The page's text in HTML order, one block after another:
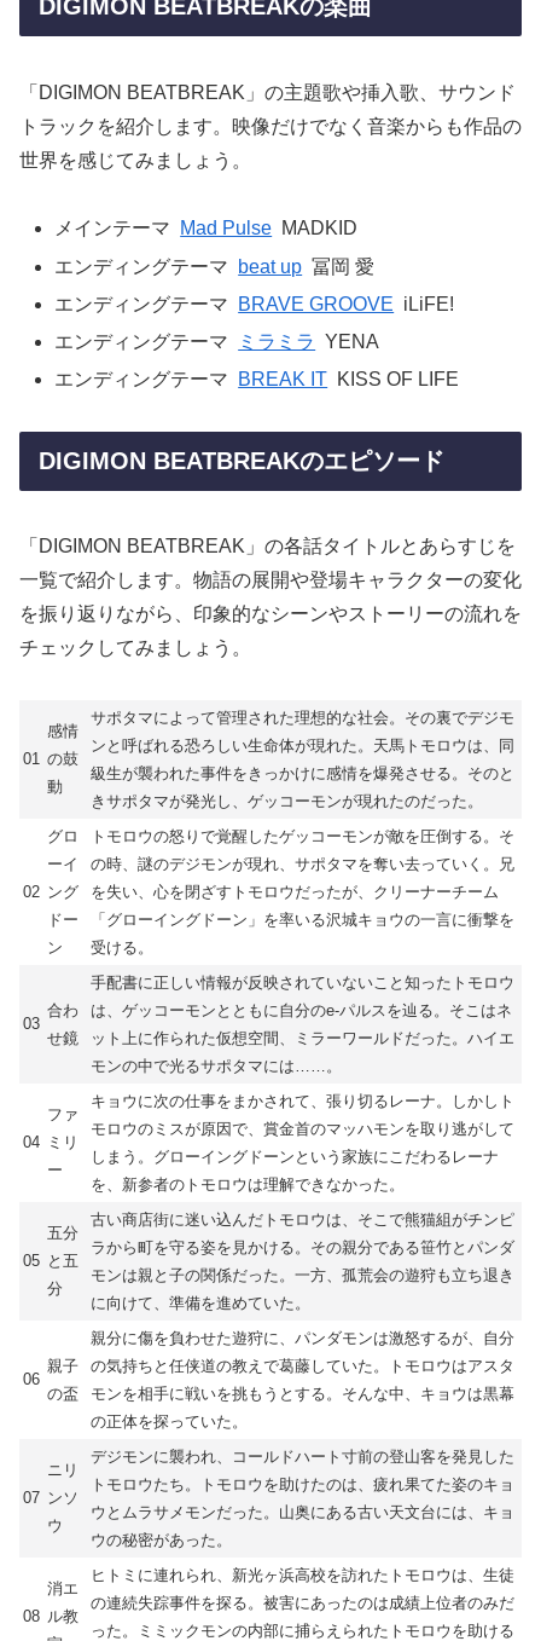
DIGIMON BEATBREAKの楽曲
「DIGIMON BEATBREAK」の主題歌や挿入歌、サウンド
トラックを紹介します。映像だけでなく音楽からも作品の
世界を感じてみましょう。
メインテーマ Mad Pulse MADKID
エンディングテーマ
beat up 冨岡 愛
エンディングテーマ
BRAVE GROOVE iLiFE!
エンディングテーマ
ミラミラ YENA
エンディングテーマ
BREAK IT KISS OF LIFE
DIGIMON BEATBREAKのエピソード
「DIGIMON BEATBREAK」の各話タイトルとあらすじを
一覧で紹介します。物語の展開や登場キャラクターの変化
を振り返りながら、印象的なシーンやストーリーの流れを
チェックしてみましょう。
01
感情
の鼓
動
サポタマによって管理された理想的な社会。その裏でデジモ
ンと呼ばれる恐ろしい生命体が現れた。天馬トモロウは、同
級生が襲われた事件をきっかけに感情を爆発させる。そのと
きサポタマが発光し、ゲッコーモンが現れたのだった。
02
グロ
ーイ
ング
ドー
ン
トモロウの怒りで覚醒したゲッコーモンが敵を圧倒する。そ
の時、謎のデジモンが現れ、サポタマを奪い去っていく。兄
を失い、心を閉ざすトモロウだったが、クリーナーチーム
「グローイングドーン」を率いる沢城キョウの一言に衝撃を
受ける。
03
合わ
せ鏡
手配書に正しい情報が反映されていないこと知ったトモロウ
は、ゲッコーモンとともに自分のe-パルスを辿る。そこはネ
ット上に作られた仮想空間、ミラーワールドだった。ハイエ
モンの中で光るサポタマには……。
04
ファ
ミリ
ー
キョウに次の仕事をまかされて、張り切るレーナ。しかしト
モロウのミスが原因で、賞金首のマッハモンを取り逃がして
しまう。グローイングドーンという家族にこだわるレーナ
を、新参者のトモロウは理解できなかった。
05
五分
と五
分
古い商店街に迷い込んだトモロウは、そこで熊猫組がチンピ
ラから町を守る姿を見かける。その親分である笹竹とパンダ
モンは親と子の関係だった。一方、孤荒会の遊狩も立ち退き
に向けて、準備を進めていた。
06
親子
の盃
親分に傷を負わせた遊狩に、パンダモンは激怒するが、自分
の気持ちと任侠道の教えで葛藤していた。トモロウはアスタ
モンを相手に戦いを挑もうとする。そんな中、キョウは黒幕
の正体を探っていた。
07
ニリ
ンソ
ウ
デジモンに襲われ、コールドハート寸前の登山客を発見した
トモロウたち。トモロウを助けたのは、疲れ果てた姿のキョ
ウとムラサメモンだった。山奥にある古い天文台には、キョ
ウの秘密があった。
08
消エ
ル教
ヒトミに連れられ、新光ヶ浜高校を訪れたトモロウは、生徒
の連続失踪事件を探る。被害にあったのは成績上位者のみだ
った。ミミックモンの内部に捕らえられたトモロウを助ける